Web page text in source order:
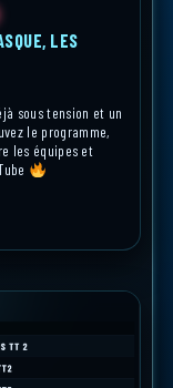
LES
sous tension et un
le programme,
les équipes et